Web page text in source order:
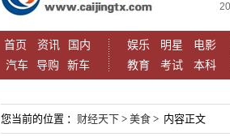
首页 资讯
国内
汽车
导购 新车
娱乐 明星
电影
教育
考试 本科
您当前的位置 ： 财经天下 > 美食 > 内容正文